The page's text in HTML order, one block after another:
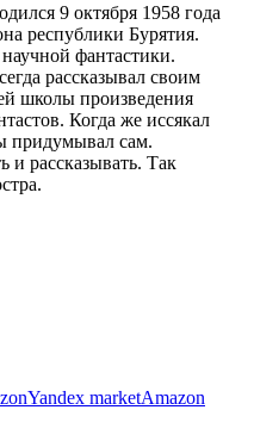
9 октября 1958 года
республики Бурятия.
фантастики.
рассказывал своим
школы произведения
Когда же иссякал
придумывал сам.
и рассказывать. Так
Yandex marketAmazon